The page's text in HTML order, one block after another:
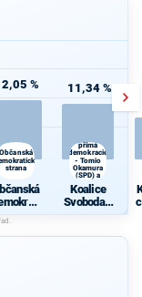
%
strana
strana
11,34 %
přímá
demokracie
- Tomio
Okamura
(SPD) a
Strana Práv
Občanů
Koalice
Svoboda a
přímá
e - Tomio